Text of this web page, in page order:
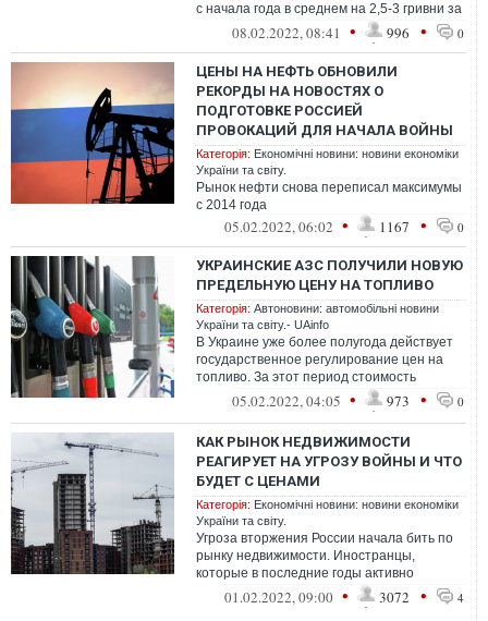
с начала года в среднем на 2,5-3 гривни за
08.02.2022, 08:41 • 996 • 0
ЦЕНЫ НА НЕФТЬ ОБНОВИЛИ
РЕКОРДЫ НА НОВОСТЯХ О
ПОДГОТОВКЕ РОССИЕЙ
ПРОВОКАЦИЙ ДЛЯ НАЧАЛА ВОЙНЫ
Категорія: Економічні новини: новини економіки
України та світу.
Рынок нефти снова переписал максимумы
с 2014 года
05.02.2022, 06:02 • 1167 • 0
УКРАИНСКИЕ АЗС ПОЛУЧИЛИ НОВУЮ
ПРЕДЕЛЬНУЮ ЦЕНУ НА ТОПЛИВО
Категорія: Автоновини: автомобільні новини
України та світу.- UAinfo
В Украине уже более полугода действует
государственное регулирование цен на
топливо. За этот период стоимость
топлива в розничных сетях
автозаправочны...
05.02.2022, 04:05 • 973 • 0
КАК РЫНОК НЕДВИЖИМОСТИ
РЕАГИРУЕТ НА УГРОЗУ ВОЙНЫ И ЧТО
БУДЕТ С ЦЕНАМИ
Категорія: Економічні новини: новини економіки
України та світу.
Угроза вторжения России начала бить по
рынку недвижимости. Иностранцы,
которые в последние годы активно
вкладывались в жилье и коммерческие
01.02.2022, 09:00 • 3072 • 4